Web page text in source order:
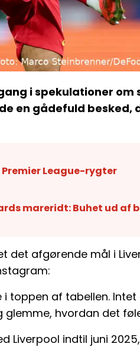
i spekulationer om
en gådefuld besked,
League-rygter
mareridt: Buhet ud af
det afgørende mål i
i toppen af tabellen.
glemme, hvordan det
Liverpool indtil juni